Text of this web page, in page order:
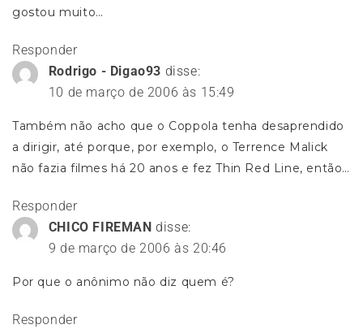
gostou muito…
Responder
Rodrigo - Digao93 disse:
10 de março de 2006 às 15:49
Também não acho que o Coppola tenha desaprendido
a dirigir, até porque, por exemplo, o Terrence Malick
não fazia filmes há 20 anos e fez Thin Red Line, então…
Responder
CHICO FIREMAN disse:
9 de março de 2006 às 20:46
Por que o anônimo não diz quem é?
Responder